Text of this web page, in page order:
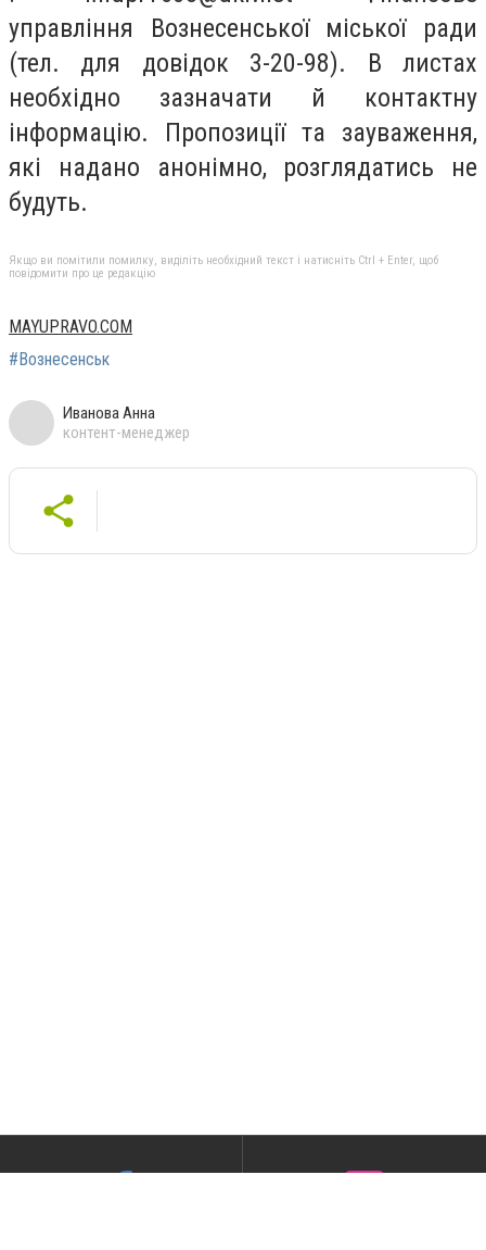
управління Вознесенської міської ради
(тел. для довідок 3-20-98). В листах
необхідно зазначати й контактну
інформацію. Пропозиції та зауваження,
які надано анонімно, розглядатись не
будуть.
Якщо ви помітили помилку, виділіть необхідний текст і натисніть Ctrl + Enter, щоб
повідомити про це редакцію
MAYUPRAVO.COM
#Вознесенськ
Иванова Анна
контент-менеджер